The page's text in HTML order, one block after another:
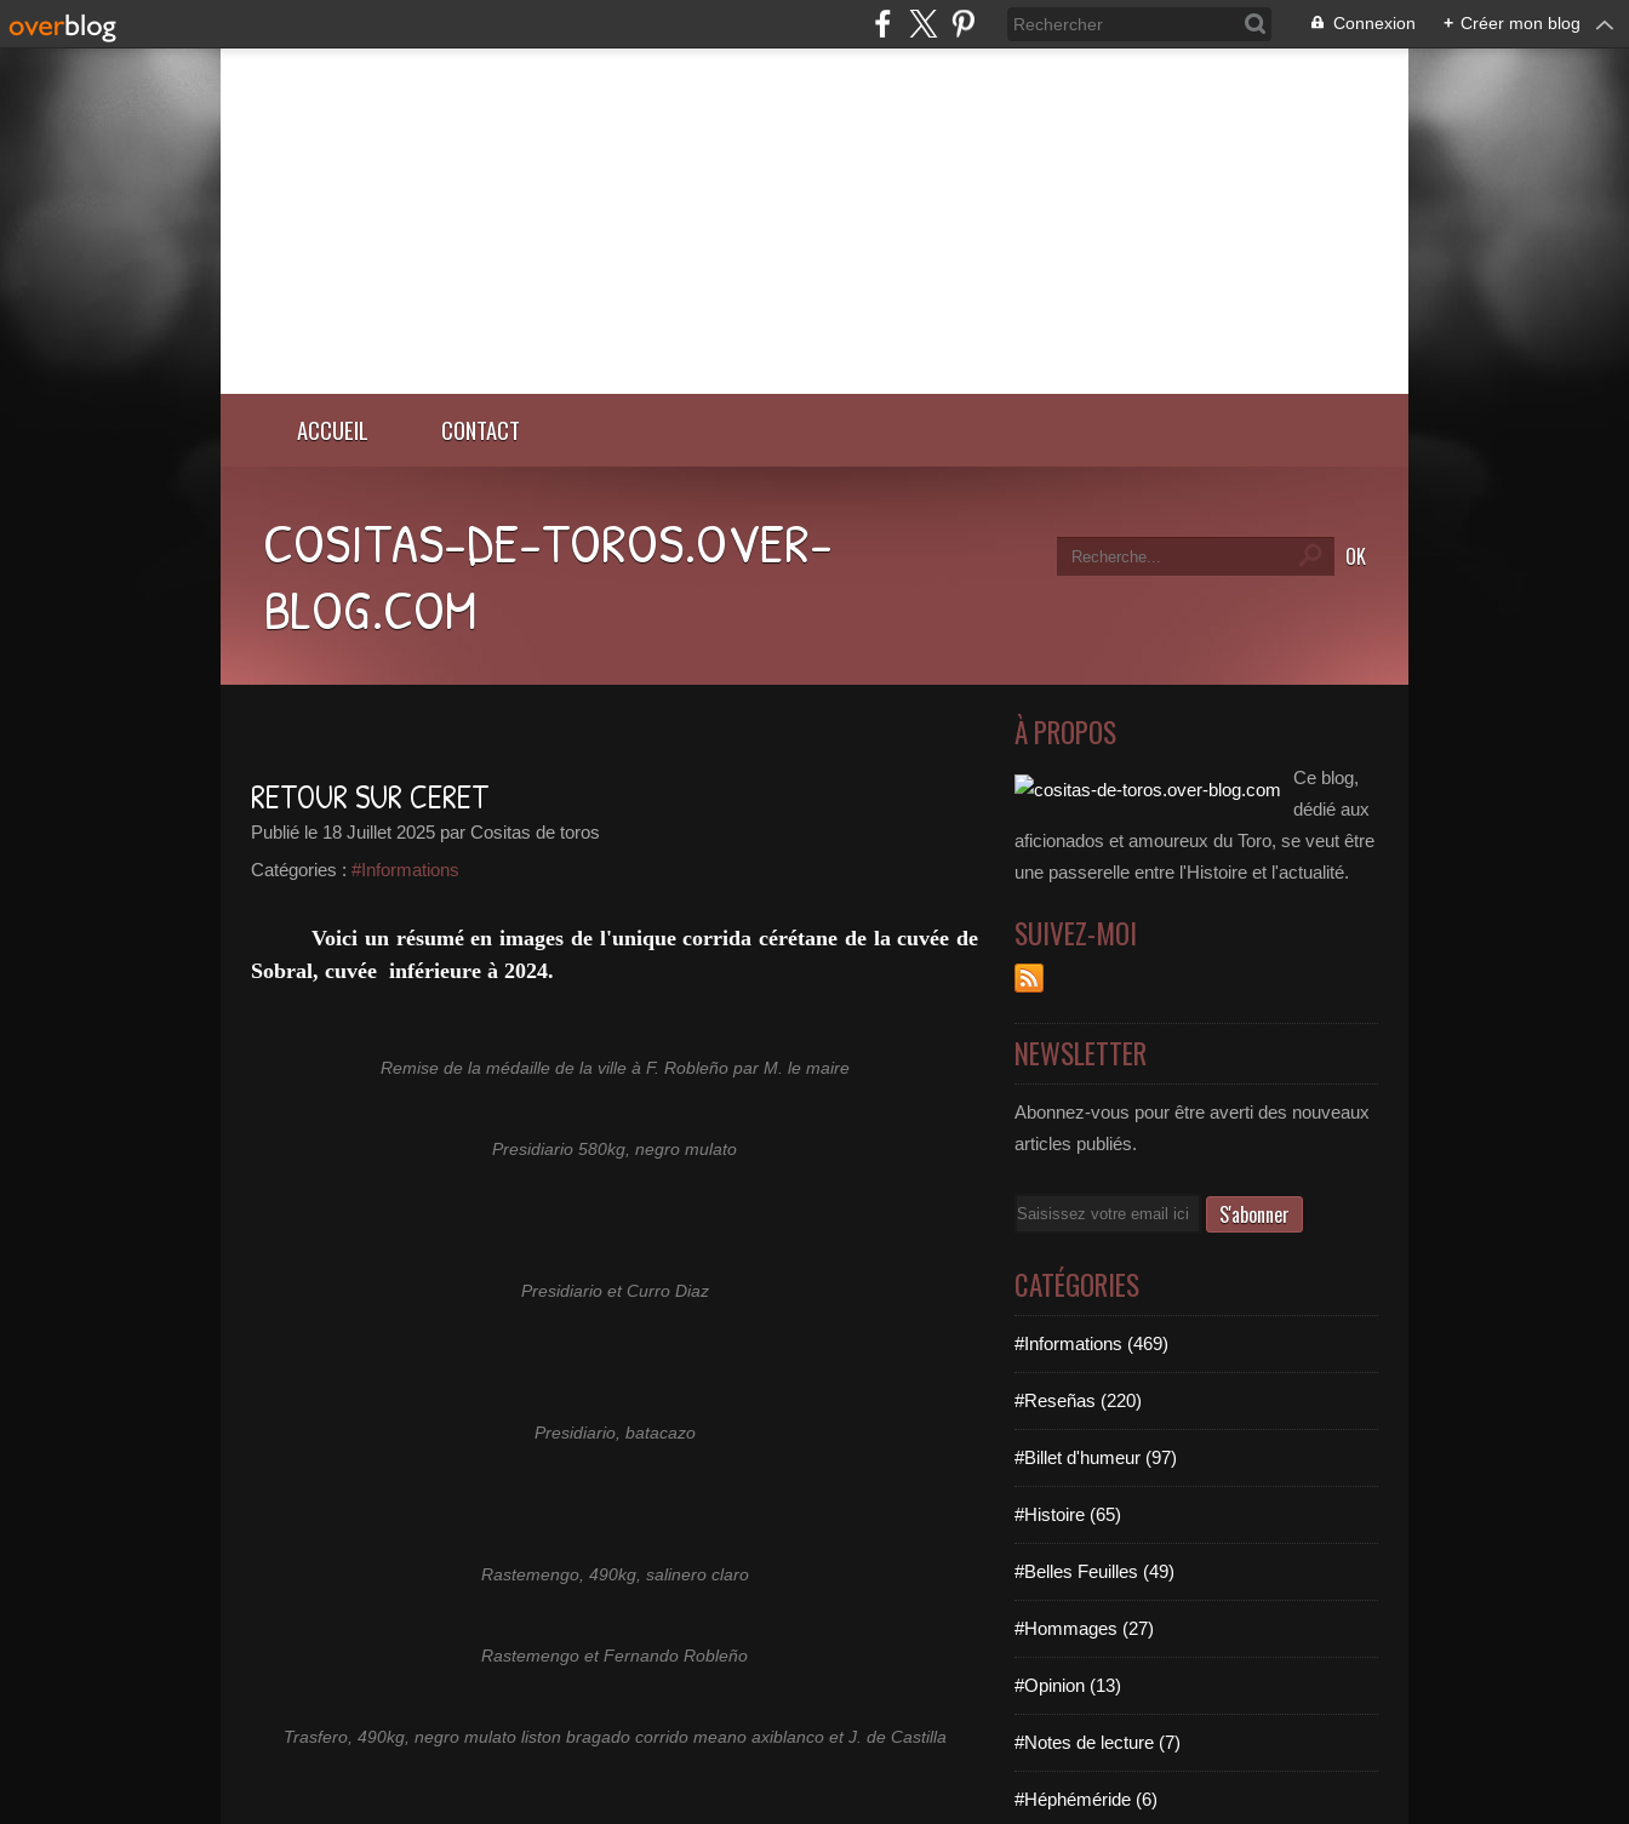
Connexion + Créer mon blog
ACCUEIL CONTACT
COSITAS-DE-TOROS.OVER-
BLOG.COM
RETOUR SUR CERET
Publié le 18 Juillet 2025 par Cositas de toros
Catégories : #Informations
Voici un résumé en images de l'unique corrida cérétane de la cuvée de
Sobral, cuvée inférieure à 2024.
Remise de la médaille de la ville à F. Robleño par M. le maire
Presidiario 580kg, negro mulato
Presidiario et Curro Diaz
Presidiario, batacazo
Rastemengo, 490kg, salinero claro
Rastemengo et Fernando Robleño
Trasfero, 490kg, negro mulato liston bragado corrido meano axiblanco et J. de Castilla
À PROPOS
Ce blog,
dédié aux
aficionados et amoureux du Toro, se veut être
une passerelle entre l'Histoire et l'actualité.
SUIVEZ-MOI
NEWSLETTER
Abonnez-vous pour être averti des nouveaux
articles publiés.
Email
CATÉGORIES
#Informations (469)
#Reseñas (220)
#Billet d'humeur (97)
#Histoire (65)
#Belles Feuilles (49)
#Hommages (27)
#Opinion (13)
#Notes de lecture (7)
#Héphéméride (6)